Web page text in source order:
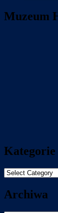
Muzeum
Kategorie
Kategorie
Archiwa